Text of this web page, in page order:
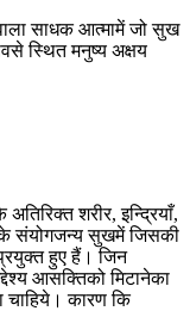
साधक आत्मामें जो सुख
स्थित मनुष्य अक्षय
अतिरिक्त शरीर, इन्द्रियाँ,
संयोगजन्य सुखमें जिसकी
हुए हैं। जिन
आसक्तिको मिटानेका
चाहिये। कारण कि